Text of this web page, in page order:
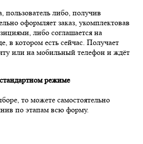
пользователь либо, получив
оформляет заказ, укомплектовав
либо соглашается на
в котором есть сейчас. Получает
или на мобильный телефон и ждёт
режиме
то можете самостоятельно
по этапам всю форму.